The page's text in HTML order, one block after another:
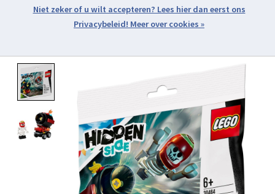
Open webshop menu
Meer over cookies »